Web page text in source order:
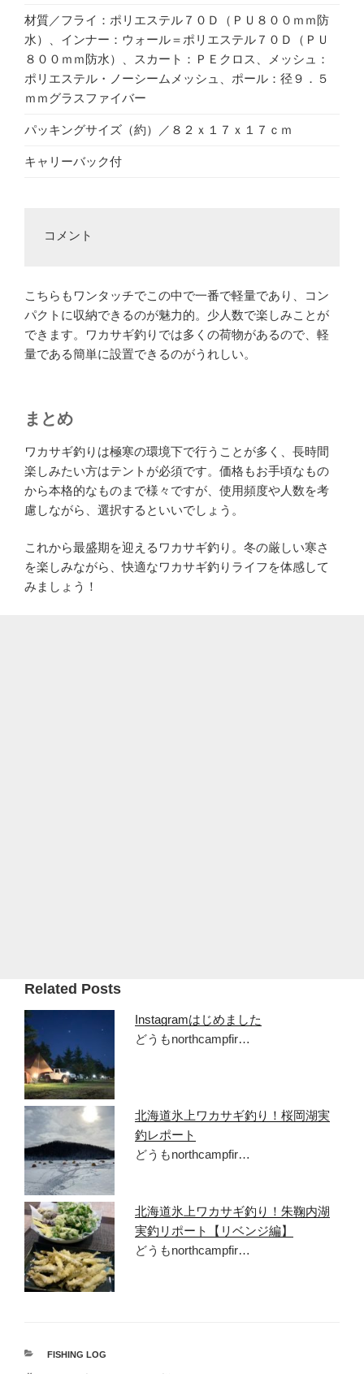
材質／フライ：ポリエステル７０Ｄ（ＰＵ８００ｍｍ防
水）、インナー：ウォール＝ポリエステル７０Ｄ（ＰＵ
８００ｍｍ防水）、スカート：ＰＥクロス、メッシュ：
ポリエステル・ノーシームメッシュ、ポール：径９．５
ｍｍグラスファイバー
パッキングサイズ（約）／８２ｘ１７ｘ１７ｃｍ
キャリーバック付
コメント
こちらもワンタッチでこの中で一番で軽量であり、コン
パクトに収納できるのが魅力的。少人数で楽しみことが
できます。ワカサギ釣りでは多くの荷物があるので、軽
量である簡単に設置できるのがうれしい。
まとめ
ワカサギ釣りは極寒の環境下で行うことが多く、長時間
楽しみたい方はテントが必須です。価格もお手頃なもの
から本格的なものまで様々ですが、使用頻度や人数を考
慮しながら、選択するといいでしょう。
これから最盛期を迎えるワカサギ釣り。冬の厳しい寒さ
を楽しみながら、快適なワカサギ釣りライフを体感して
みましょう！
Related Posts
Instagramはじめました
どうもnorthcampfir…
北海道氷上ワカサギ釣り！桜岡湖実
釣レポート
どうもnorthcampfir…
北海道氷上ワカサギ釣り！朱鞠内湖
実釣リポート【リベンジ編】
どうもnorthcampfir…
カ
FISHING LOG